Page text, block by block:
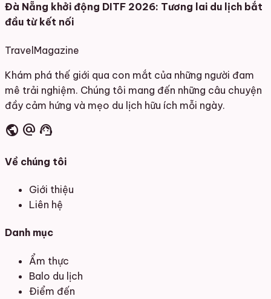
Đà Nẵng khởi động DITF 2026: Tương lai du lịch bắt
đầu từ kết nối
TravelMagazine
Khám phá thế giới qua con mắt của những người đam
mê trải nghiệm. Chúng tôi mang đến những câu chuyện
đầy cảm hứng và mẹo du lịch hữu ích mỗi ngày.
public alternate_email support_agent
Về chúng tôi
Giới thiệu
Liên hệ
Danh mục
Ẩm thực
Balo du lịch
Điểm đến